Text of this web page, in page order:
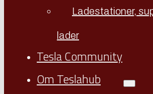
Ladestationer,
lader
Tesla Community
Om Teslahub